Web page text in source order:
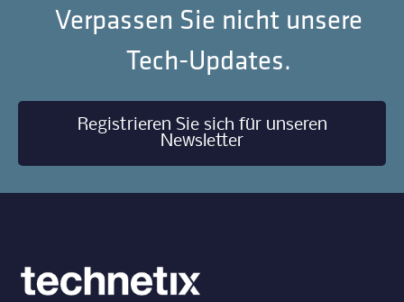
Verpassen Sie nicht unsere
Tech-Updates.
Registrieren Sie sich für unseren
Newsletter